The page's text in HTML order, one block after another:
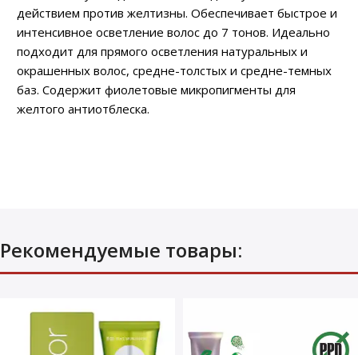
действием против желтизны. Обеспечивает быстрое и
интенсивное осветление волос до 7 тонов. Идеально
подходит для прямого осветления натуральных и
окрашенных волос, средне-толстых и средне-темных
баз. Содержит фиолетовые микропигменты для
желтого антиотблеска.
Рекомендуемые товары: